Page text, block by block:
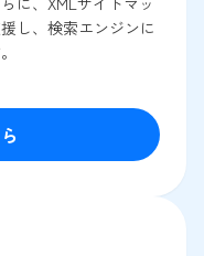
し、検索エンジンに